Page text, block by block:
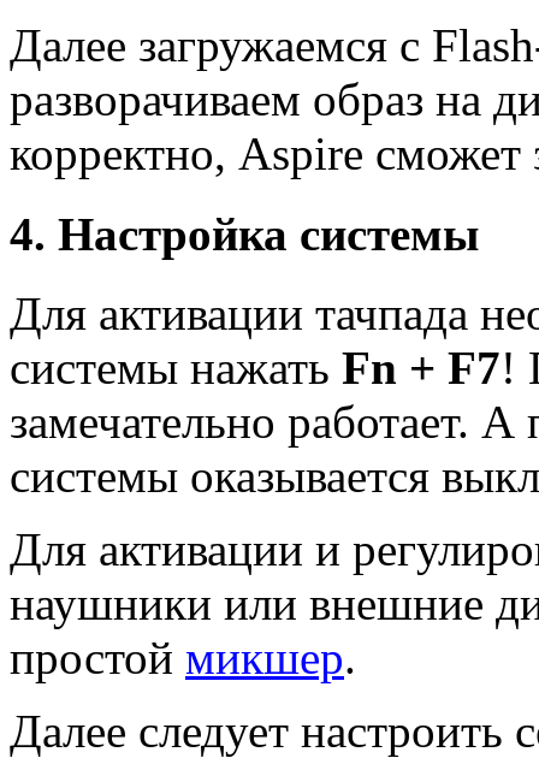
Далее загружаемся с
разворачиваем образ на
корректно, Aspire сможет
4. Настройка системы
Для активации тачпада
системы нажать Fn + F7!
замечательно работает.
системы оказывается
Для активации и
наушники или внешние
простой микшер.
Далее следует настроить